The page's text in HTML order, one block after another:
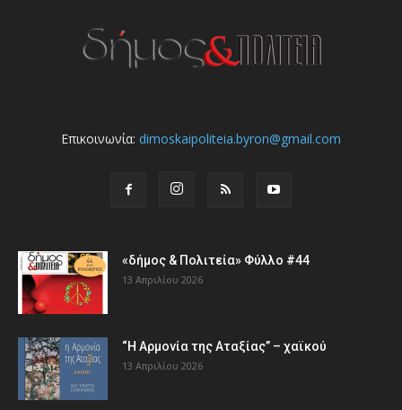
Επικοινωνία: dimoskaipoliteia.byron@gmail.com
«δήμος & Πολιτεία» Φύλλο #44
13 Απριλίου 2026
“Η Αρμονία της Αταξίας” – χαϊκού
13 Απριλίου 2026